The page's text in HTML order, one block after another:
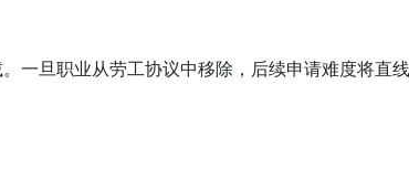
一旦职业从劳工协议中移除，后续申请难度将直